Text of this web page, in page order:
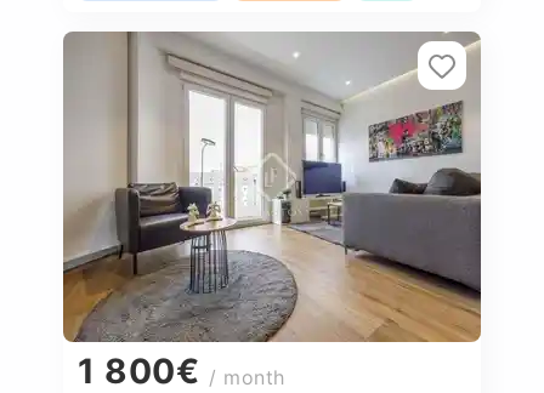
1 800€ / month